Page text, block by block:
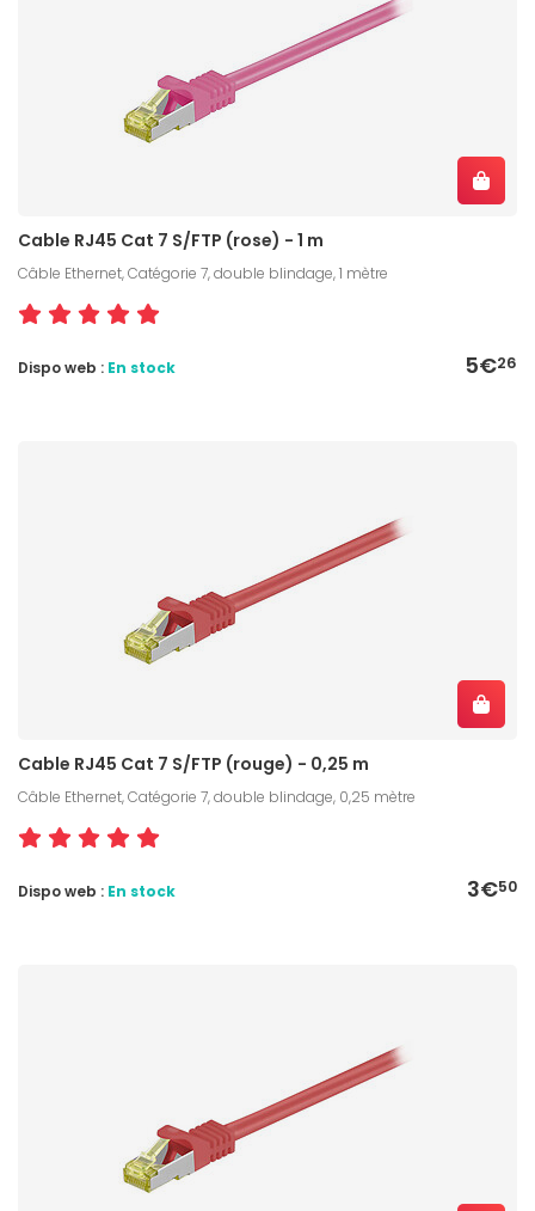
Cable RJ45 Cat 7 S/FTP (rose) - 1 m
Câble Ethernet, Catégorie 7, double blindage, 1 mètre
5€26
Dispo web : En stock
Cable RJ45 Cat 7 S/FTP (rouge) - 0,25 m
Câble Ethernet, Catégorie 7, double blindage, 0,25 mètre
3€50
Dispo web : En stock